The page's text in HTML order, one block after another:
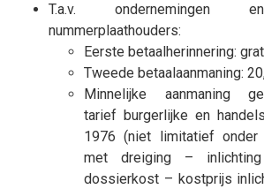
T.a.v. ondernemingen
nummerplaathouders:
Eerste betaalherinnering:
Tweede betaalaanmaning:
Minnelijke aanmaning
tarief burgerlijke en
1976 (niet limitatief onder
met dreiging –
dossierkost – kostprijs